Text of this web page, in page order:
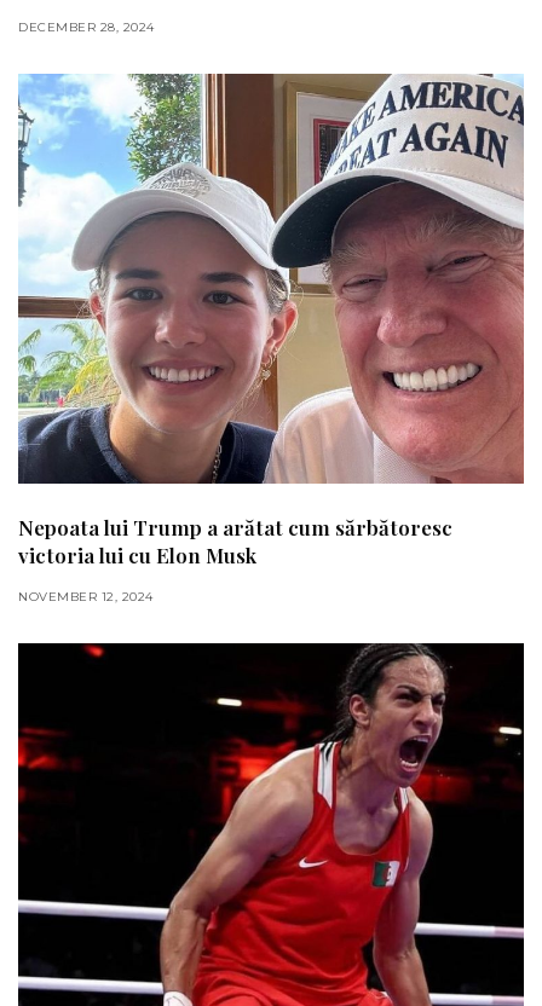
DECEMBER 28, 2024
Nepoata lui Trump a arătat cum sărbătoresc
victoria lui cu Elon Musk
NOVEMBER 12, 2024